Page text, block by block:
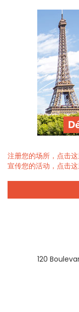
注册您的场所，点击这
宣传您的活动，点击这
120